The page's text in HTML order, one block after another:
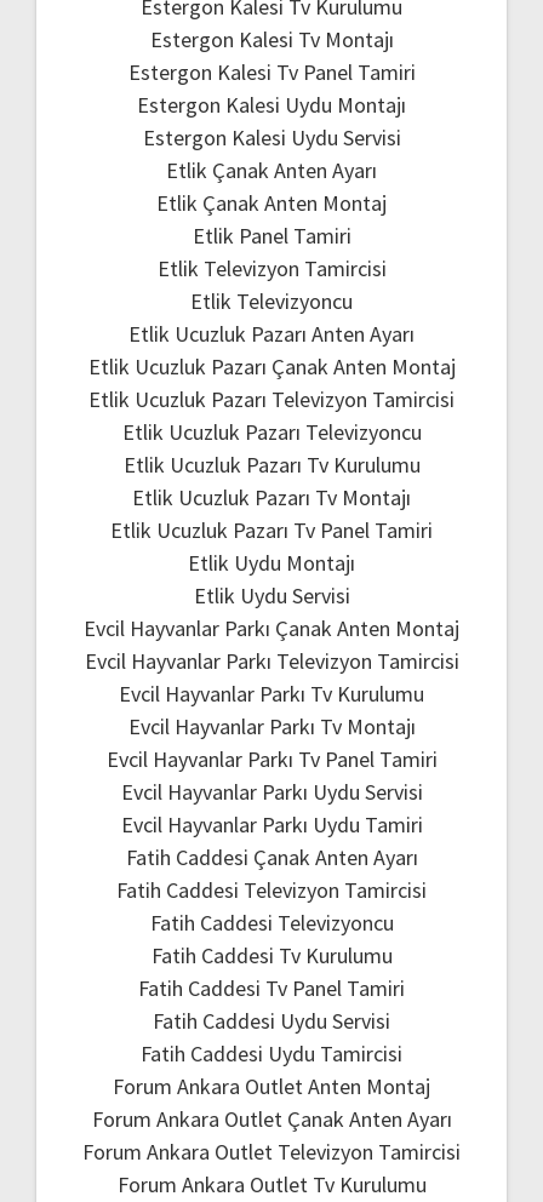
Estergon Kalesi Tv Kurulumu
Estergon Kalesi Tv Montajı
Estergon Kalesi Tv Panel Tamiri
Estergon Kalesi Uydu Montajı
Estergon Kalesi Uydu Servisi
Etlik Çanak Anten Ayarı
Etlik Çanak Anten Montaj
Etlik Panel Tamiri
Etlik Televizyon Tamircisi
Etlik Televizyoncu
Etlik Ucuzluk Pazarı Anten Ayarı
Etlik Ucuzluk Pazarı Çanak Anten Montaj
Etlik Ucuzluk Pazarı Televizyon Tamircisi
Etlik Ucuzluk Pazarı Televizyoncu
Etlik Ucuzluk Pazarı Tv Kurulumu
Etlik Ucuzluk Pazarı Tv Montajı
Etlik Ucuzluk Pazarı Tv Panel Tamiri
Etlik Uydu Montajı
Etlik Uydu Servisi
Evcil Hayvanlar Parkı Çanak Anten Montaj
Evcil Hayvanlar Parkı Televizyon Tamircisi
Evcil Hayvanlar Parkı Tv Kurulumu
Evcil Hayvanlar Parkı Tv Montajı
Evcil Hayvanlar Parkı Tv Panel Tamiri
Evcil Hayvanlar Parkı Uydu Servisi
Evcil Hayvanlar Parkı Uydu Tamiri
Fatih Caddesi Çanak Anten Ayarı
Fatih Caddesi Televizyon Tamircisi
Fatih Caddesi Televizyoncu
Fatih Caddesi Tv Kurulumu
Fatih Caddesi Tv Panel Tamiri
Fatih Caddesi Uydu Servisi
Fatih Caddesi Uydu Tamircisi
Forum Ankara Outlet Anten Montaj
Forum Ankara Outlet Çanak Anten Ayarı
Forum Ankara Outlet Televizyon Tamircisi
Forum Ankara Outlet Tv Kurulumu